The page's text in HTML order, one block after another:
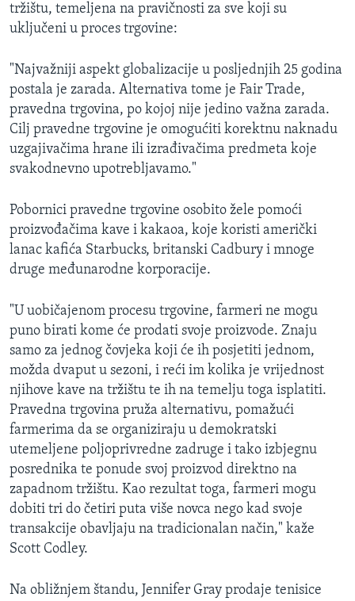
tržištu, temeljena na pravičnosti za sve koji su
uključeni u proces trgovine:
"Najvažniji aspekt globalizacije u posljednjih 25 godina
postala je zarada. Alternativa tome je Fair Trade,
pravedna trgovina, po kojoj nije jedino važna zarada.
Cilj pravedne trgovine je omogućiti korektnu naknadu
uzgajivačima hrane ili izrađivačima predmeta koje
svakodnevno upotrebljavamo."
Pobornici pravedne trgovine osobito žele pomoći
proizvođačima kave i kakaoa, koje koristi američki
lanac kafića Starbucks, britanski Cadbury i mnoge
druge međunarodne korporacije.
"U uobičajenom procesu trgovine, farmeri ne mogu
puno birati kome će prodati svoje proizvode. Znaju
samo za jednog čovjeka koji će ih posjetiti jednom,
možda dvaput u sezoni, i reći im kolika je vrijednost
njihove kave na tržištu te ih na temelju toga isplatiti.
Pravedna trgovina pruža alternativu, pomažući
farmerima da se organiziraju u demokratski
utemeljene poljoprivredne zadruge i tako izbjegnu
posrednika te ponude svoj proizvod direktno na
zapadnom tržištu. Kao rezultat toga, farmeri mogu
dobiti tri do četiri puta više novca nego kad svoje
transakcije obavljaju na tradicionalan način," kaže
Scott Codley.
Na obližnjem štandu, Jennifer Gray prodaje tenisice